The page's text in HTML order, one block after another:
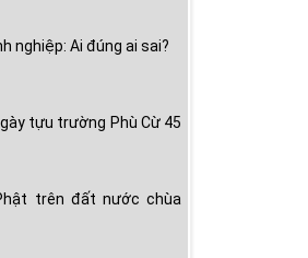
nghiệp: Ai đúng ai sai?
tựu trường Phù Cừ 45
trên đất nước chùa